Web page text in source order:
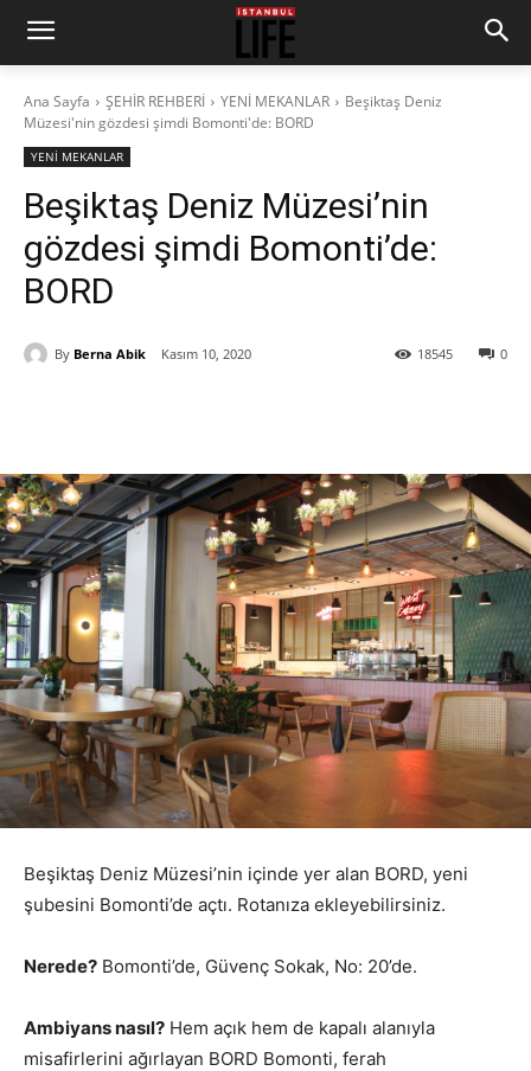
Ana Sayfa ŞEHİR REHBERİ YENİ MEKANLAR
Beşiktaş Deniz
Müzesi'nin gözdesi şimdi Bomonti'de: BORD
YENİ MEKANLAR
Beşiktaş Deniz Müzesi’nin
gözdesi şimdi Bomonti’de:
BORD
By Berna Abik Kasım 10, 2020 0
18545
Beşiktaş Deniz Müzesi’nin içinde yer alan BORD, yeni
şubesini Bomonti’de açtı. Rotanıza ekleyebilirsiniz.
Nerede? Bomonti’de, Güvenç Sokak, No: 20’de.
Ambiyans nasıl? Hem açık hem de kapalı alanıyla
misafirlerini ağırlayan BORD Bomonti, ferah